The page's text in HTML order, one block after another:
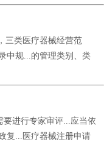
三类医疗器械经营范
中规...的管理类别、类
要进行专家审评...应当依
复...医疗器械注册申请